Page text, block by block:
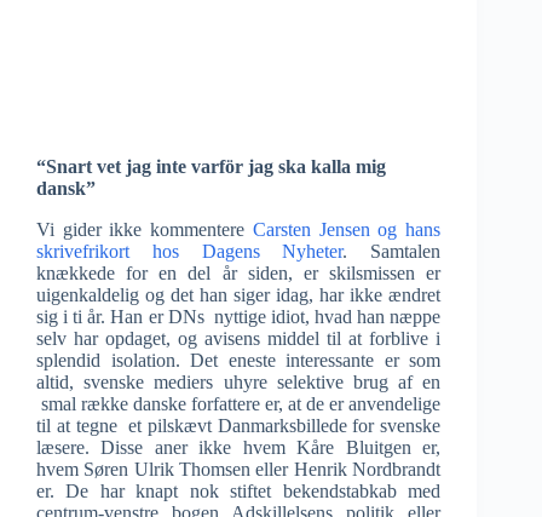
“Snart vet jag inte varför jag ska kalla mig
dansk”
Vi gider ikke kommentere Carsten Jensen og hans
skrivefrikort hos Dagens Nyheter. Samtalen
knækkede for en del år siden, er skilsmissen er
uigenkaldelig og det han siger idag, har ikke ændret
sig i ti år. Han er DNs nyttige idiot, hvad han næppe
selv har opdaget, og avisens middel til at forblive i
splendid isolation. Det eneste interessante er som
altid, svenske mediers uhyre selektive brug af en
smal række danske forfattere er, at de er anvendelige
til at tegne et pilskævt Danmarksbillede for svenske
læsere. Disse aner ikke hvem Kåre Bluitgen er,
hvem Søren Ulrik Thomsen eller Henrik Nordbrandt
er. De har knapt nok stiftet bekendstabkab med
centrum-venstre bogen Adskillelsens politik eller